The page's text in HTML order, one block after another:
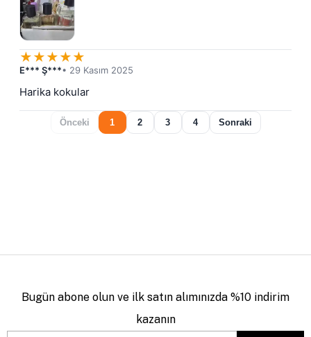
★★★★★
E*** Ş***• 29 Kasım 2025
Harika kokular
Önceki 1 2 3 4 Sonraki
Bugün abone olun ve ilk satın alımınızda %10 indirim
kazanın